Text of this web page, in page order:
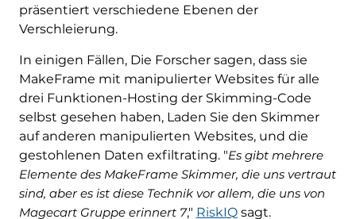
präsentiert verschiedene Ebenen der
Verschleierung.
In einigen Fällen, Die Forscher sagen, dass sie
MakeFrame mit manipulierter Websites für alle
drei Funktionen-Hosting der Skimming-Code
selbst gesehen haben, Laden Sie den Skimmer
auf anderen manipulierten Websites, und die
gestohlenen Daten exfiltrating. "Es gibt mehrere
Elemente des MakeFrame Skimmer, die uns vertraut
sind, aber es ist diese Technik vor allem, die uns von
Magecart Gruppe erinnert 7," RiskIQsagt.